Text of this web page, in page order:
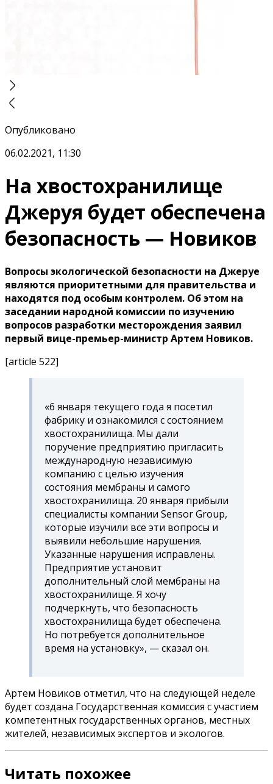
Опубликовано
06.02.2021, 11:30
На хвостохранилище
Джеруя будет обеспечена
безопасность — Новиков
Вопросы экологической безопасности на Джеруе
являются приоритетными для правительства и
находятся под особым контролем. Об этом на
заседании народной комиссии по изучению
вопросов разработки месторождения заявил
первый вице-премьер-министр Артем Новиков.
[article 522]
«6 января текущего года я посетил
фабрику и ознакомился с состоянием
хвостохранилища. Мы дали
поручение предприятию пригласить
международную независимую
компанию с целью изучения
состояния мембраны и самого
хвостохранилища. 20 января прибыли
специалисты компании Sensor Group,
которые изучили все эти вопросы и
выявили небольшие нарушения.
Указанные нарушения исправлены.
Предприятие установит
дополнительный слой мембраны на
хвостохранилище. Я хочу
подчеркнуть, что безопасность
хвостохранилища будет обеспечена.
Но потребуется дополнительное
время на установку», — сказал он.
Артем Новиков отметил, что на следующей неделе
будет создана Государственная комиссия с участием
компетентных государственных органов, местных
жителей, независимых экспертов и экологов.
Читать похожее